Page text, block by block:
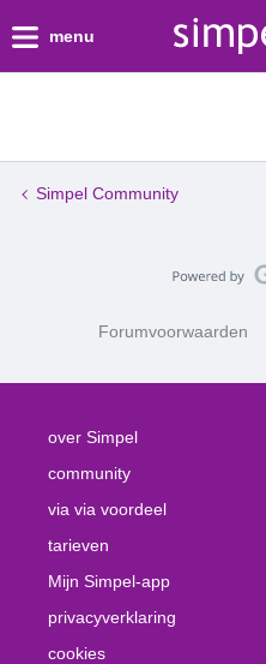
menu
Simpel Community
Forumvoorwaarden
over Simpel
community
via via voordeel
tarieven
Mijn Simpel-app
privacyverklaring
cookies